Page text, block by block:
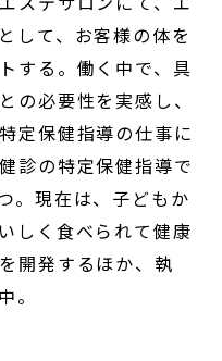
して、お客様の体を
する。働く中で、具
の必要性を実感し、
定保健指導の仕事に
診の特定保健指導で
。現在は、子どもか
しく食べられて健康
開発するほか、執
。